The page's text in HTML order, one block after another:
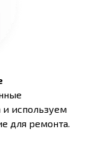
используем
для ремонта.